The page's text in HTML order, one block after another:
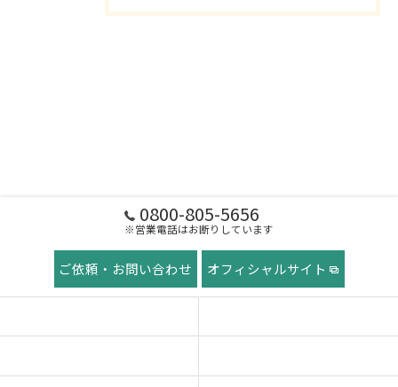
0800-805-5656
※営業電話はお断りしています
ご依頼・お問い合わせ オフィシャルサイト